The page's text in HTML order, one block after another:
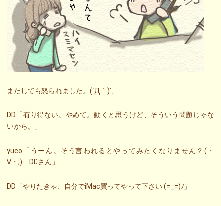
またしても怒られました。(´Д｀)`、
DD「有り得ない。やめて。動くと思うけど、そういう問題じゃな
いから。」
yuco「うーん。そう言われるとやってみたくなりません？(・
∀・;) DDさん」
DD「やりたきゃ、自分でiMac買ってやって下さい (=_=)ﾉ」